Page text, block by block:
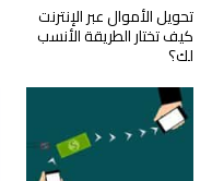
تحويل الأموال عبر الإنترنت
كيف تختار الطريقة الأنسب
لك؟